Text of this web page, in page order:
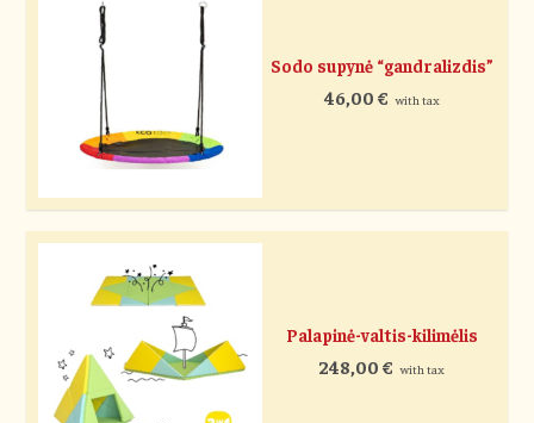
Sodo supynė “gandralizdis”
46,00 € with tax
Palapinė-valtis-kilimėlis
248,00€ with tax